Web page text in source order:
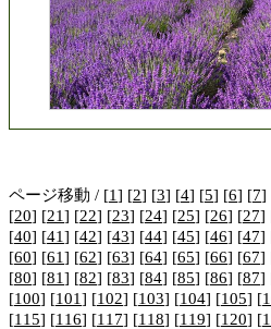
ページ移動 / [1] [2] [3] [4] [5] [6] [7]
[20] [21] [22] [23] [24] [25] [26] [27]
[40] [41] [42] [43] [44] [45] [46] [47]
[60] [61] [62] [63] [64] [65] [66] [67]
[80] [81] [82] [83] [84] [85] [86] [87]
[100] [101] [102] [103] [104] [105] [
[115] [116] [117] [118] [119] [120] [